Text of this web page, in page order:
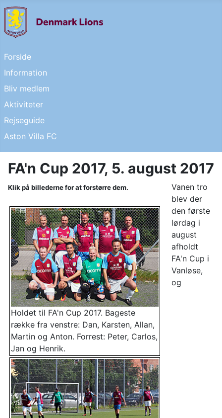
Forside
Information
Bliv medlem
Aktiviteter
Rejseguide
Aston Villa FC
FA'n Cup 2017, 5. august 2017
Klik på billederne for at forstørre dem.
Holdet til FA'n Cup 2017. Bageste
række fra venstre: Dan, Karsten, Allan,
Martin og Anton. Forrest: Peter, Carlos,
Jan og Henrik.
Vanen tro
blev der
den første
lørdag i
august
afholdt
FA'n Cup i
Vanløse,
og